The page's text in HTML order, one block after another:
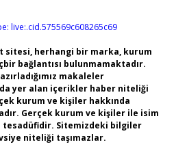
live:.cid.575569c608265c69
sitesi, herhangi bir marka, kurum
bağlantısı bulunmamaktadır.
makaleler
yer alan içerikler haber niteliği
kurum ve kişiler hakkında
Gerçek kurum ve kişiler ile isim
Sitemizdeki bilgiler
niteliği taşımazlar.